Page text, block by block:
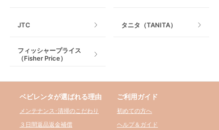
JTC タニタ（TANITA）
フィッシャープライス
（Fisher Price）
ベビレンタが選ばれる理由
メンテナンス･清掃のこだわり
３日間返品返金補償
ご利用ガイド
初めての方へ
ヘルプ＆ガイド